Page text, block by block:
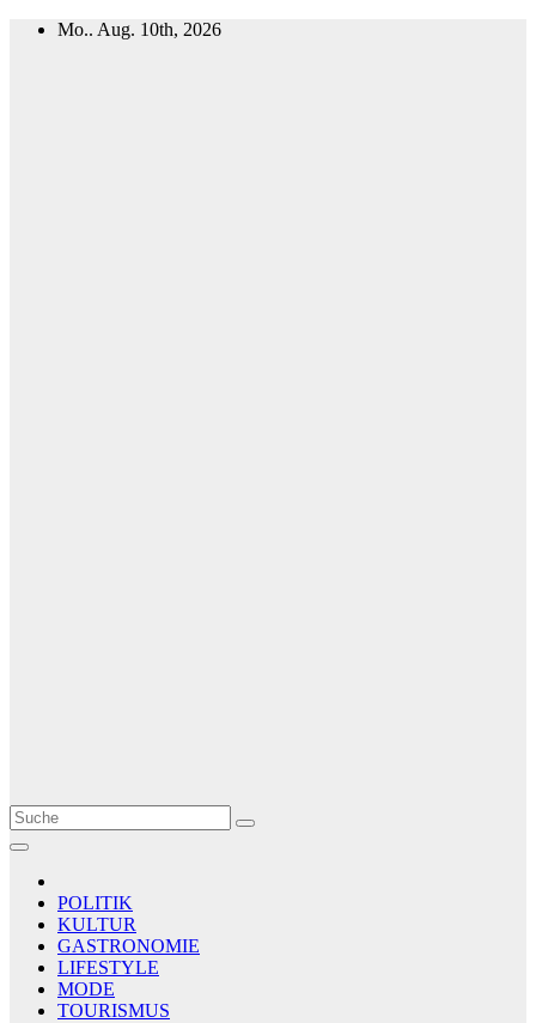
Zum
Mo.. Aug. 10th, 2026
Le Matin
AGENCE DE PRESSE
POLITIK
KULTUR
GASTRONOMIE
LIFESTYLE
MODE
TOURISMUS